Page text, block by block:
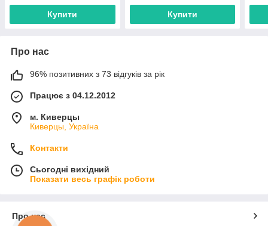
Купити Купити
Про нас
96% позитивних з 73 відгуків за рік
Працює з 04.12.2012
м. Киверцы
Киверцы, Україна
Контакти
Сьогодні вихідний
Показати весь графік роботи
Про нас